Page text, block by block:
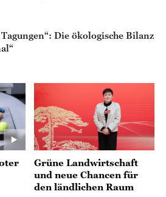
Die ökologische Bilanz
Grüne Landwirtschaft
und neue Chancen für
den ländlichen Raum